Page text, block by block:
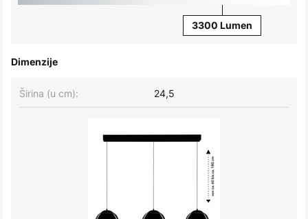
3300 Lumen
Dimenzije
Širina (u cm): 24,5